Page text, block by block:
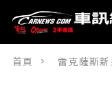
首頁 雷克薩斯新型「SUV」登場！